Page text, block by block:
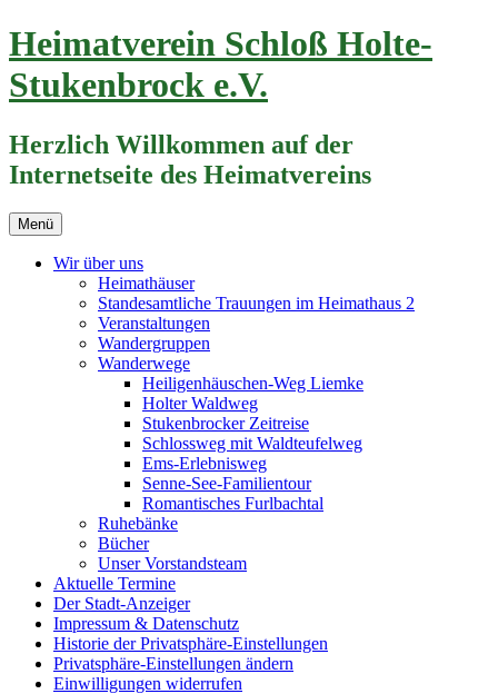
Zum
Inhalt
springen
Heimatverein Schloß Holte-
Stukenbrock e.V.
Herzlich Willkommen auf der
Internetseite des Heimatvereins
Menü
Wir über uns
Heimathäuser
Standesamtliche Trauungen im Heimathaus 2
Veranstaltungen
Wandergruppen
Wanderwege
Heiligenhäuschen-Weg Liemke
Holter Waldweg
Stukenbrocker Zeitreise
Schlossweg mit Waldteufelweg
Ems-Erlebnisweg
Senne-See-Familientour
Romantisches Furlbachtal
Ruhebänke
Bücher
Unser Vorstandsteam
Aktuelle Termine
Der Stadt-Anzeiger
Impressum & Datenschutz
Historie der Privatsphäre-Einstellungen
Privatsphäre-Einstellungen ändern
Einwilligungen widerrufen